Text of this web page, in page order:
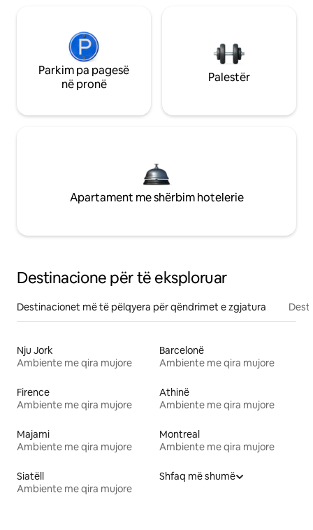
Parkim pa pagesë
në pronë
Palestër
Apartament me shërbim hotelerie
Destinacione për të eksploruar
Destinacionet më të pëlqyera për qëndrimet e zgjatura
Nju Jork
Ambiente me qira mujore
Barcelonë
Ambiente me qira mujore
Firence
Ambiente me qira mujore
Athinë
Ambiente me qira mujore
Majami
Ambiente me qira mujore
Montreal
Ambiente me qira mujore
Siatëll
Ambiente me qira mujore
Shfaq më shumë